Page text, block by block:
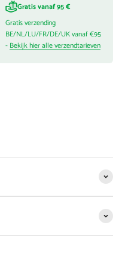
Gratis vanaf 95 €
Gratis verzending
BE/NL/LU/FR/DE/UK vanaf €95
- Bekijk hier alle verzendtarieven